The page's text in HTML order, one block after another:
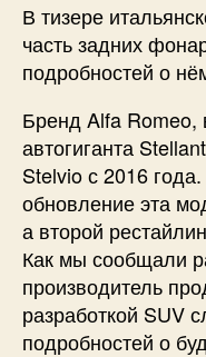
В тизере
часть задних
подробностей о
Бренд Alfa Romeo,
автогиганта
Stelvio с 2016
обновление эта
а второй
Как мы сообщали
производитель
разработкой SUV
подробностей о